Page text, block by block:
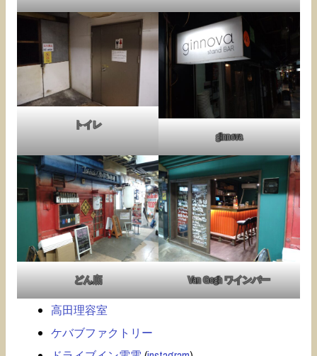
トイレ
ginnova
どん底 Van Gogh ワインバー
高田理容室
ケバブファクトリー